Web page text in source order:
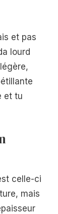
et pas
lourd
et tu
celle-ci
mais